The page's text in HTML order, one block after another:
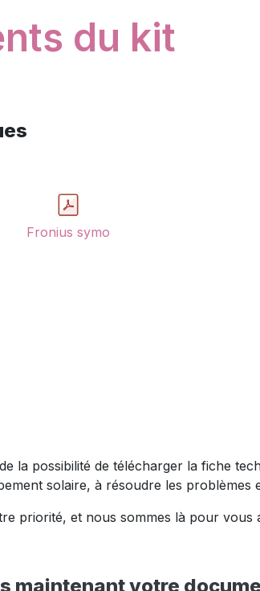
du kit
Fronius symo
la possibilité de télécharger la fiche
solaire, à résoudre les
priorité, et nous sommes là pour vous
maintenant votre